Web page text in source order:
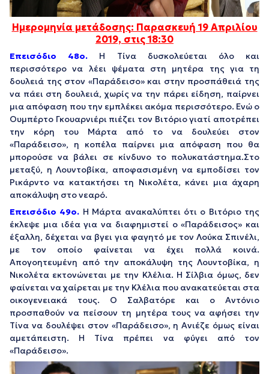
Ημερομηνία μετάδοσης: Παρασκευή 19 Απριλίου
2019, στις 18:30
Επεισόδιο 48o.
Η Τίνα δυσκολεύεται όλο και
περισσότερο να λέει ψέματα στη μητέρα της για τη
δουλειά της στον «Παράδεισο» και στην προσπάθειά της
να πάει στη δουλειά, χωρίς να την πάρει είδηση, παίρνει
μια απόφαση που την εμπλέκει ακόμα περισσότερο. Ενώ ο
Ουμπέρτο Γκουαρνιέρι πιέζει τον Βιτόριο γιατί αποτρέπει
την κόρη του Μάρτα από το να δουλεύει στον
«Παράδεισο», η κοπέλα παίρνει μια απόφαση που θα
μπορούσε να βάλει σε κίνδυνο το πολυκατάστημα.Στο
μεταξύ, η Λουντοβίκα, αποφασισμένη να εμποδίσει τον
Ρικάρντο να κατακτήσει τη Νικολέτα, κάνει μια άχαρη
αποκάλυψη στο νεαρό.
Επεισόδιο 49o. Η Μάρτα ανακαλύπτει ότι ο Βιτόριο της
έκλεψε μια ιδέα για να διαφημιστεί ο «Παράδεισος» και
έξαλλη, δέχεται να βγει για φαγητό με τον Λούκα Σπινέλι,
με τον οποίο φαίνεται να έχει πολλά κοινά.
Aπογοητευμένη από την αποκάλυψη της Λουντοβίκα, η
Νικολέτα εκτονώνεται με την Κλέλια. Η Σίλβια όμως, δεν
φαίνεται να χαίρεται με την Κλέλια που ανακατεύεται στα
οικογενειακά τους. Ο Σαλβατόρε και ο Αντόνιο
προσπαθούν να πείσουν τη μητέρα τους να αφήσει την
Τίνα να δουλέψει στον «Παράδεισο», η Ανιέζε όμως είναι
αμετάπειστη. Η Τίνα πρέπει να φύγει από τον
«Παράδεισο».